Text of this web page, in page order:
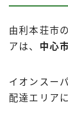
由利本荘市
アは、 中心
イオンスー
配達エリア